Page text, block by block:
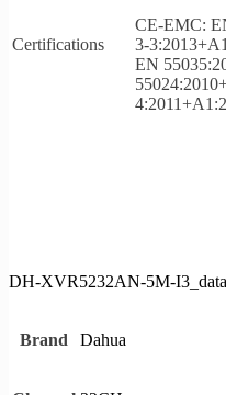
Certifications
CE-EMC:
3-
EN
DH-XVR5232AN-5M-
Brand Dahua